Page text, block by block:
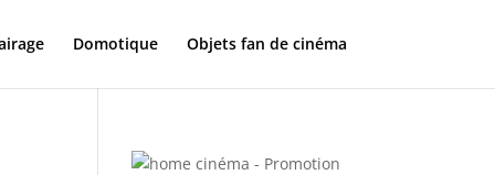
Domotique Objets fan de cinéma